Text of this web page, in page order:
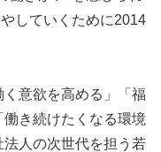
していくために2014
く意欲を高める」「福
き続けたくなる環境
人の次世代を担う若